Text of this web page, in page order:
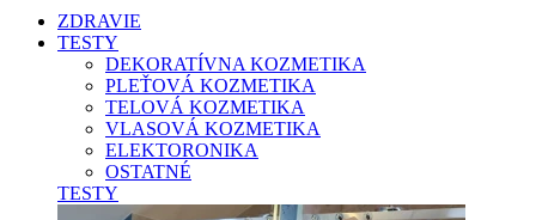
ZDRAVIE
TESTY
DEKORATÍVNA KOZMETIKA
PLEŤOVÁ KOZMETIKA
TELOVÁ KOZMETIKA
VLASOVÁ KOZMETIKA
ELEKTORONIKA
OSTATNÉ
TESTY